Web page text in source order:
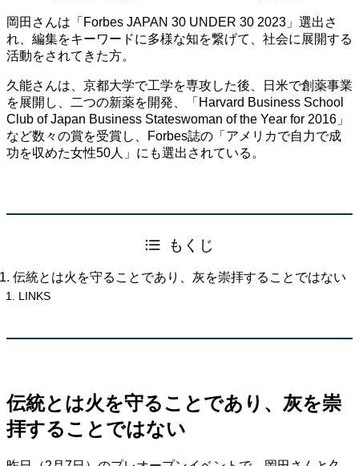
岡田さんは「Forbes JAPAN 30 UNDER 30 2023」選出さ
れ、編集をキーワードに多様な知を繋げて、社会に展開する
活動をされてきた方。
久能さんは、京都大学で工学を専攻した後、日米で創薬事業
を展開し、二つの新薬を開発、「Harvard Business School
Club of Japan Business Stateswoman of the Year for 2016」
など数々の賞を受賞し、Forbes誌の「アメリカで自力で成
功を収めた女性50人」にも選出されている。
もくじ
伝統とは火を守ることであり、灰を崇拝することではない
LINKS
伝統とは火を守ることであり、灰を崇
拝することではない